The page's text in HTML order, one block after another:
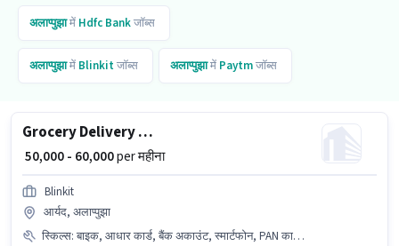
अलाप्पुझामें Hdfc Bankजॉब्स
अलाप्पुझामें Blinkitजॉब्स अलाप्पुझामें Paytmजॉब्स
Grocery Delivery Boy
₹ 50,000 - 60,000per महीना
Blinkit
आर्यद, अलाप्पुझा
स्किल्स: बाइक, आधार कार्ड, बैंक अकाउंट, स्मार्टफोन, PAN कार्ड, साइकिल, टू-व्हीलर ड्राइविंग, 2-व्हीलर ड्राइविंग लाइसेंस, आरसी